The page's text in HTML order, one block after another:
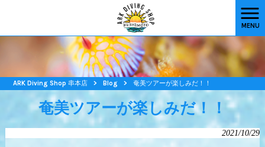
MENU
ARK Diving Shop 串本店 > Blog > 奄美ツアーが楽しみだ！！
奄美ツアーが楽しみだ！！
2021/10/29